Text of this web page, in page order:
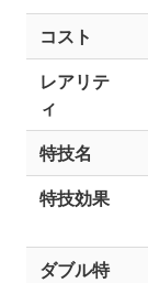
コスト
レアリテ
ィ
特技名
特技効果
ダブル特